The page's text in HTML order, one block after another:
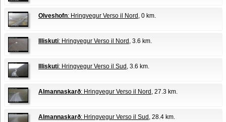
Olveshofn: Hringvegur Verso il Nord , 0 km.
Illiskuti: Hringvegur Verso il Nord , 3.6 km.
Illiskuti: Hringvegur Verso il Sud , 3.6 km.
Almannaskarð: Hringvegur Verso il Nord , 27.3 km.
Almannaskarð: Hringvegur Verso il Sud , 28.4 km.